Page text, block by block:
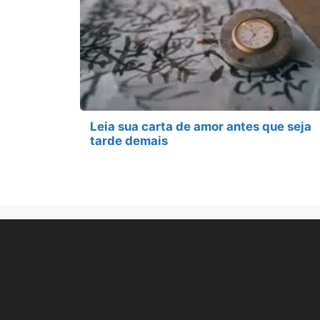
Leia sua carta de amor antes que seja
tarde demais